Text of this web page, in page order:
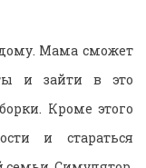
Мама сможет
и зайти в это
Кроме этого
и стараться